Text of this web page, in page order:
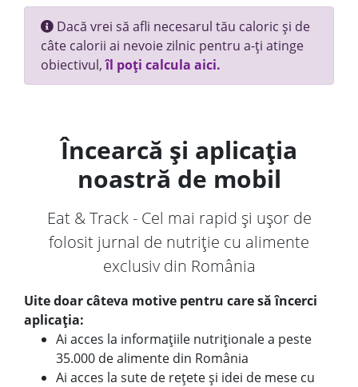
Dacă vrei să afli necesarul tău caloric și de
câte calorii ai nevoie zilnic pentru a-ți atinge
obiectivul,îl poți calcula aici.
Încearcă și aplicația
noastră de mobil
Eat & Track - Cel mai rapid și ușor de
folosit jurnal de nutriție cu alimente
exclusiv din România
Uite doar câteva motive pentru care să încerci
aplicația:
Ai acces la informațiile nutriționale a peste
35.000 de alimente din România
Ai acces la sute de rețete și idei de mese cu